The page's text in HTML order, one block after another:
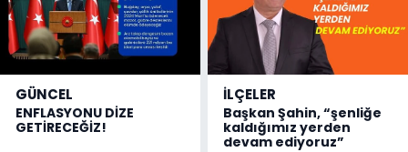
GÜNCEL
ENFLASYONU DİZE
GETİRECEĞİZ!
İLÇELER
Başkan Şahin, “şenliğe
kaldığımız yerden
devam ediyoruz”